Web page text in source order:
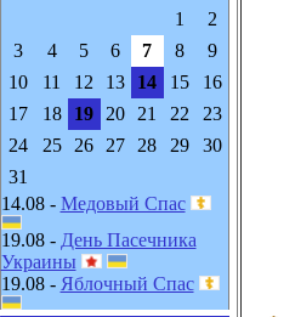
1
2
3
4 5 6 7 8
9
10
11 12 13 14 15
16
17
18 19 20 21 22
23
24
25 26 27 28 29
30
31
14.08 - Медовый Спас
19.08 - День Пасечника
Украины
19.08 - Яблочный Спас